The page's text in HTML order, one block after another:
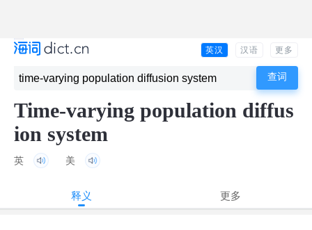
英汉 汉语 更多
Time-varying population diffus
ion system
英 美
释义 更多